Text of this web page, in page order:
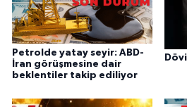
Petrolde yatay seyir: ABD-
İran görüşmesine dair
beklentiler takip ediliyor